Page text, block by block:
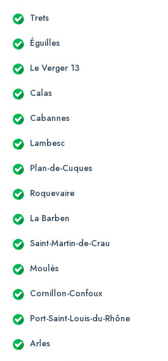
Trets
Éguilles
Le Verger 13
Calas
Cabannes
Lambesc
Plan-de-Cuques
Roquevaire
La Barben
Saint-Martin-de-Crau
Moulès
Cornillon-Confoux
Port-Saint-Louis-du-Rhône
Arles